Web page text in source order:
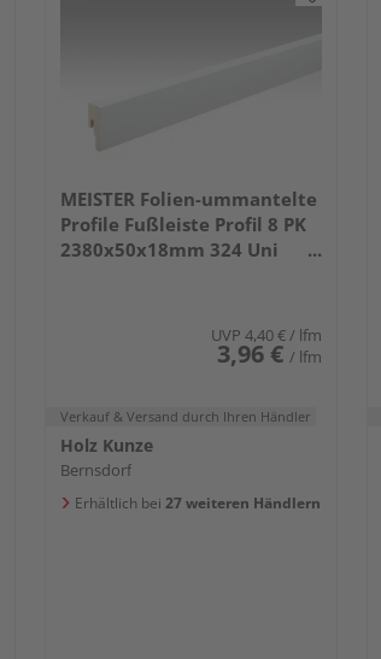
MEISTER Folien-ummantelte
Profile Fußleiste Profil 8 PK
2380x50x18mm 324 Uni
UVP 4,40 € / lfm
3,96 € / lfm
Verkauf & Versand durch Ihren Händler
Holz Kunze
Bernsdorf
Erhältlich bei 27 weiteren Händlern